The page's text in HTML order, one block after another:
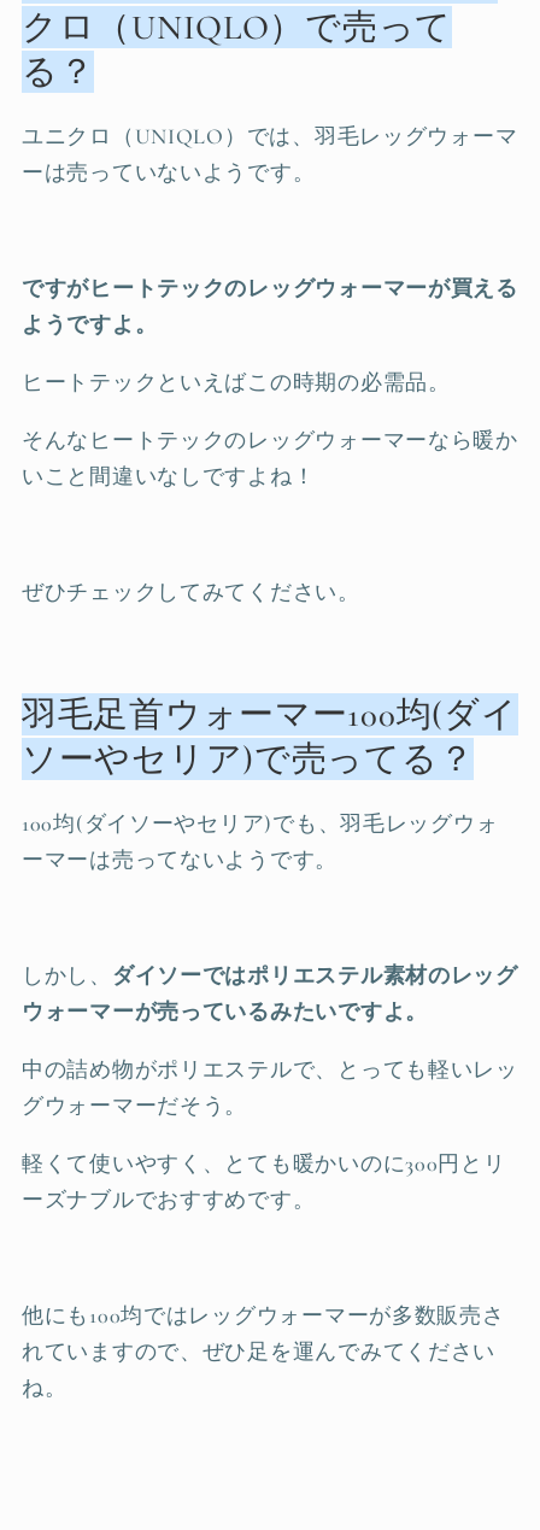
クロ（UNIQLO）で売って
る？
ユニクロ（UNIQLO）では、羽毛レッグウォーマ
ーは売っていないようです。
ですがヒートテックのレッグウォーマーが買える
ようですよ。
ヒートテックといえばこの時期の必需品。
そんなヒートテックのレッグウォーマーなら暖か
いこと間違いなしですよね！
ぜひチェックしてみてください。
羽毛足首ウォーマー100均(ダイ
ソーやセリア)で売ってる？
100均(ダイソーやセリア)でも、羽毛レッグウォ
ーマーは売ってないようです。
しかし、 ダイソーではポリエステル素材のレッグ
ウォーマーが売っているみたいですよ。
中の詰め物がポリエステルで、とっても軽いレッ
グウォーマーだそう。
軽くて使いやすく、とても暖かいのに300円とリ
ーズナブルでおすすめです。
他にも100均ではレッグウォーマーが多数販売さ
れていますので、ぜひ足を運んでみてください
ね。